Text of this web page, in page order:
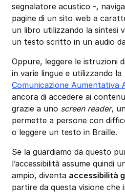
segnalatore acustico -,
pagine di un sito web a
un libro utilizzando la sintesi
un testo scritto in un audio
Oppure, leggere le istruzioni
in varie lingue e utilizzando la
Comunicazione Aumentativa
ancora di accedere ai
grazie a uno screen reader,
permette a persone con
o leggere un testo in Braille.
Se la guardiamo da questo
l’accessibilità assume quindi
ampio, diventa accessibilità
partire da questa visione che